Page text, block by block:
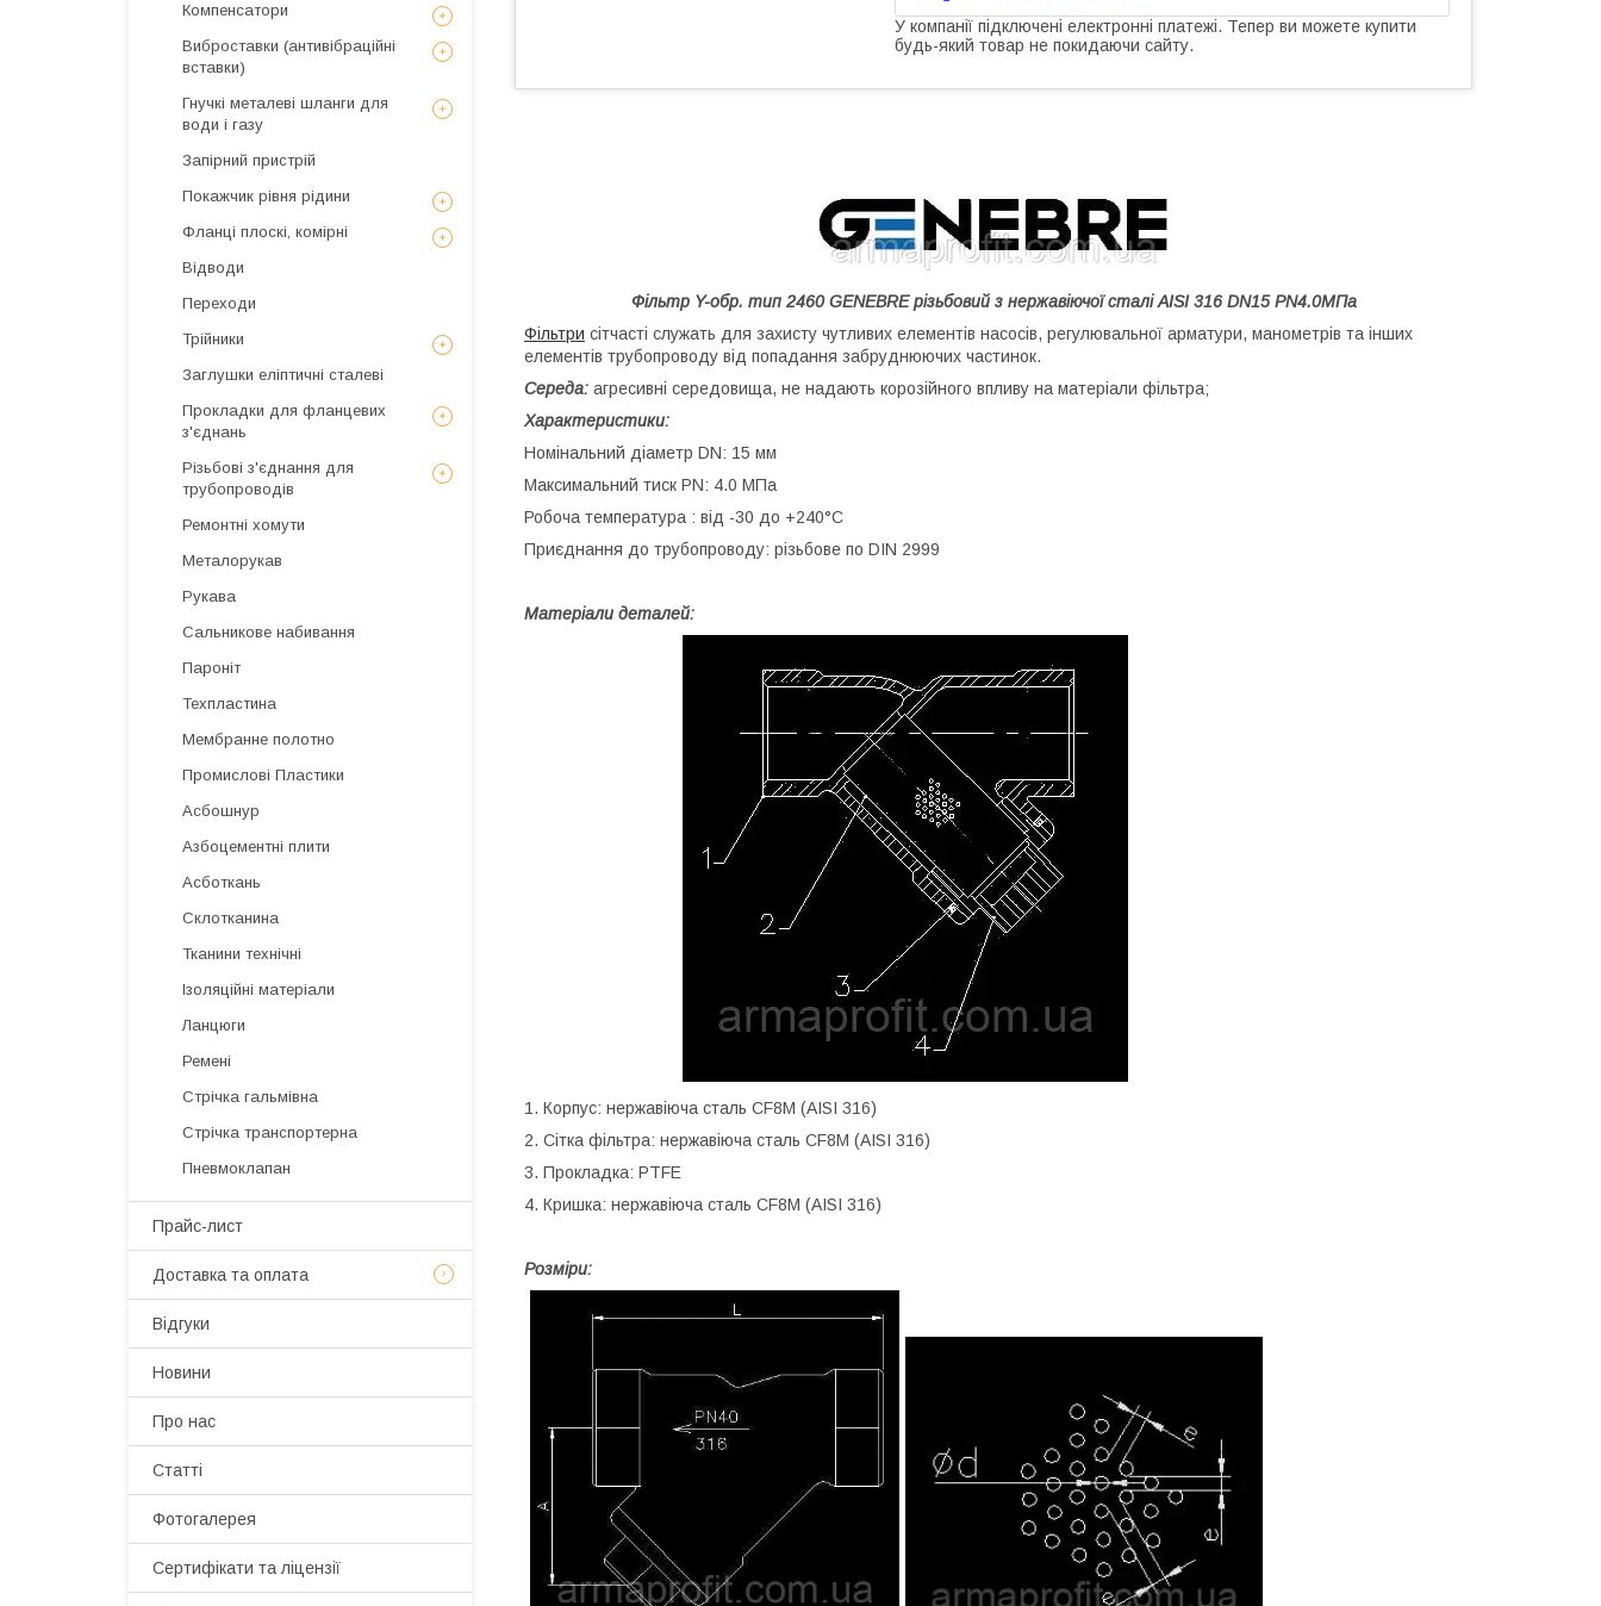
У компанії підключені електронні платежі. Тепер ви можете купити
будь-який товар не покидаючи сайту.
Фільтр Y-обр. тип 2460 GENEBREрізьбовий з нержавіючої сталі AISI 316 DN15 PN4.0МПа
Фільтри сітчасті служать для захисту чутливих елементів насосів, регулювальної арматури, манометрів та інших
елементів трубопроводу від попадання забруднюючих частинок.
Середа: агресивні середовища, не надають корозійного впливу на матеріали фільтра;
Характеристики:
Номінальний діаметр DN: 15 мм
Максимальний тиск PN: 4.0 МПа
Робоча температура : від -30 до +240°С
Приєднання до трубопроводу: різьбове по DIN 2999
Матеріали деталей:
1. Корпус: нержавіюча сталь CF8M (AISI 316)
2. Сітка фільтра: нержавіюча сталь CF8M (AISI 316)
3. Прокладка: PTFE
4. Кришка: нержавіюча сталь CF8M (AISI 316)
Розміри:
Компенсатори
Виброставки (антивібраційні
вставки)
Гнучкі металеві шланги для
води і газу
Запірний пристрій
Покажчик рівня рідини
Фланці плоскі, комірні
Відводи
Переходи
Трійники
Заглушки еліптичні сталеві
Прокладки для фланцевих
з'єднань
Різьбові з'єднання для
трубопроводів
Ремонтні хомути
Металорукав
Рукава
Сальникове набивання
Пароніт
Техпластина
Мембранне полотно
Промислові Пластики
Асбошнур
Азбоцементні плити
Асботкань
Склотканина
Тканини технічні
Ізоляційні матеріали
Ланцюги
Ремені
Стрічка гальмівна
Стрічка транспортерна
Пневмоклапан
Прайс-лист
Доставка та оплата
Відгуки
Новини
Про нас
Статті
Фотогалерея
Сертифікати та ліцензії